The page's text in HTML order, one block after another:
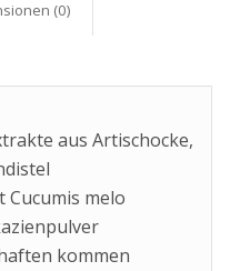
(0)
aus Artischocke,
Cucumis melo
kommen